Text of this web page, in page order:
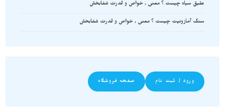
عقیق سیاه چیست ؟ معنی , خواص و قدرت شفابخش
سنگ آمازونیت چیست ؟ معنی , خواص و قدرت شفابخش
ورود / ثبت نام صفحه فروشگاه